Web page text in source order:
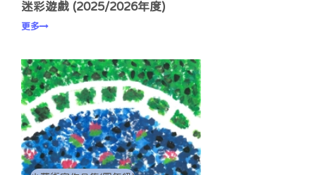
迷彩遊戲 (2025/2026年度)
更多